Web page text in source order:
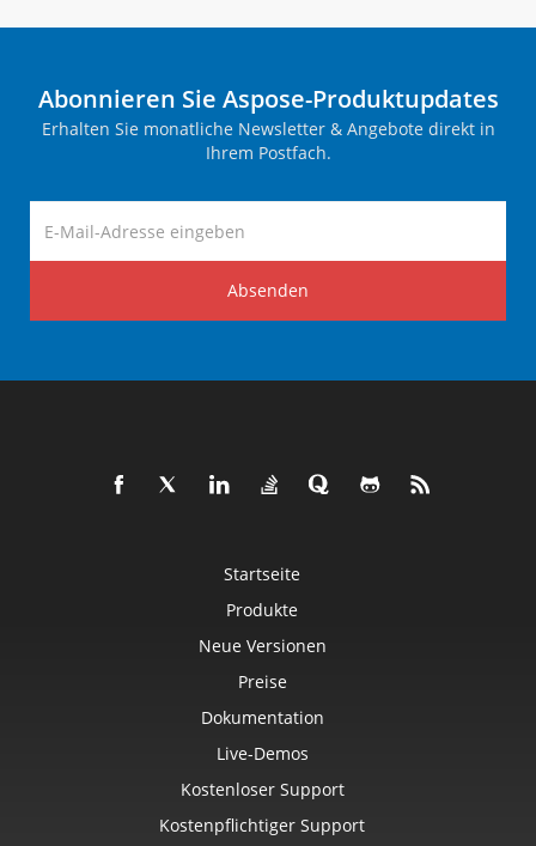
Abonnieren Sie Aspose-Produktupdates
Erhalten Sie monatliche Newsletter & Angebote direkt in
Ihrem Postfach.
Absenden
Startseite
Produkte
Neue Versionen
Preise
Dokumentation
Live-Demos
Kostenloser Support
Kostenpflichtiger Support